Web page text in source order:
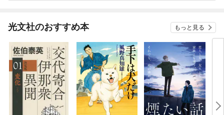
光文社のおすすめ本 もっと見る